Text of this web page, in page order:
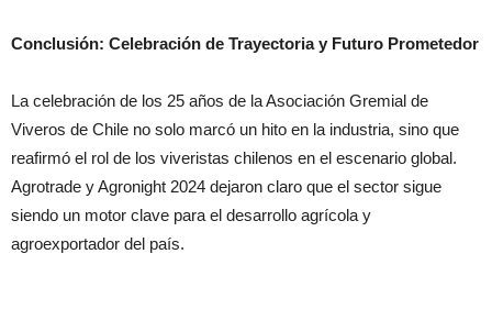
Conclusión: Celebración de Trayectoria y Futuro Prometedor
La celebración de los 25 años de la Asociación Gremial de
Viveros de Chile no solo marcó un hito en la industria, sino que
reafirmó el rol de los viveristas chilenos en el escenario global.
Agrotrade y Agronight 2024 dejaron claro que el sector sigue
siendo un motor clave para el desarrollo agrícola y
agroexportador del país.